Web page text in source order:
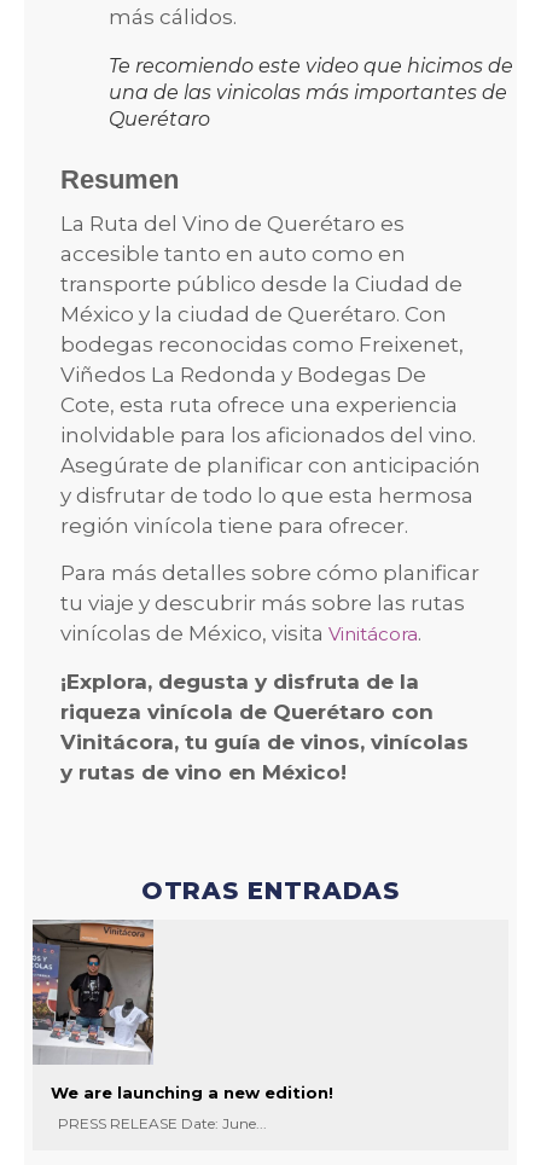
más cálidos.
Te recomiendo este video que hicimos de
una de las vinicolas más importantes de
Querétaro
Resumen
La Ruta del Vino de Querétaro es
accesible tanto en auto como en
transporte público desde la Ciudad de
México y la ciudad de Querétaro. Con
bodegas reconocidas como Freixenet,
Viñedos La Redonda y Bodegas De
Cote, esta ruta ofrece una experiencia
inolvidable para los aficionados del vino.
Asegúrate de planificar con anticipación
y disfrutar de todo lo que esta hermosa
región vinícola tiene para ofrecer.
Para más detalles sobre cómo planificar
tu viaje y descubrir más sobre las rutas
vinícolas de México, visita Vinitácora.
¡Explora, degusta y disfruta de la
riqueza vinícola de Querétaro con
Vinitácora, tu guía de vinos, vinícolas
y rutas de vino en México!
OTRAS ENTRADAS
We are launching a new edition!
PRESS RELEASE Date: June...